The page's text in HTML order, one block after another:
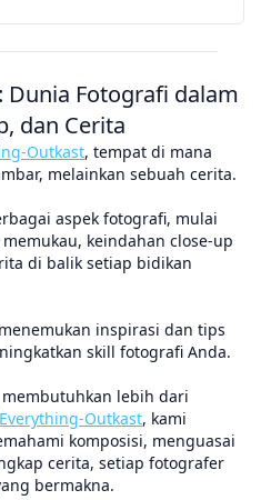
Dunia Fotografi dalam
dan Cerita
Outkast, tempat di mana
melainkan sebuah cerita.
aspek fotografi, mulai
keindahan close-up
di balik setiap bidikan
inspirasi dan tips
skill fotografi Anda.
lebih dari
Everything-Outkast, kami
komposisi, menguasai
cerita, setiap fotografer
bermakna.